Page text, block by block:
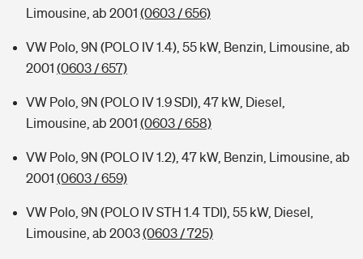
Limousine, ab 2001 (0603 / 656)
VW Polo, 9N (POLO IV 1.4), 55 kW, Benzin, Limousine, ab
2001 (0603 / 657)
VW Polo, 9N (POLO IV 1.9 SDI), 47 kW, Diesel,
Limousine, ab 2001 (0603 / 658)
VW Polo, 9N (POLO IV 1.2), 47 kW, Benzin, Limousine, ab
2001 (0603 / 659)
VW Polo, 9N (POLO IV STH 1.4 TDI), 55 kW, Diesel,
Limousine, ab 2003(0603 / 725)